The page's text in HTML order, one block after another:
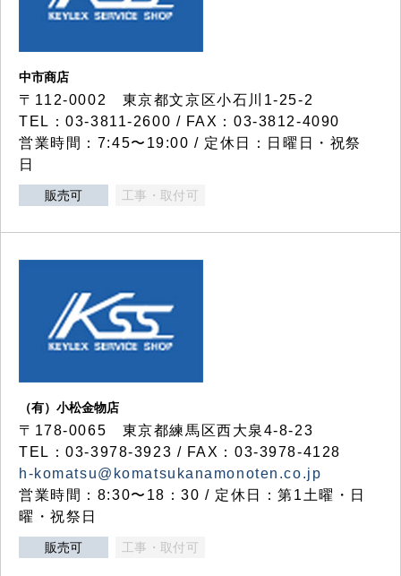
中市商店
〒112-0002 東京都文京区小石川1-25-2
TEL：03-3811-2600 / FAX：03-3812-4090
営業時間：7:45〜19:00 / 定休日：日曜日・祝祭
日
販売可 工事・取付可
（有）小松金物店
〒178-0065 東京都練馬区西大泉4-8-23
TEL：03-3978-3923 / FAX：03-3978-4128
h-komatsu@komatsukanamonoten.co.jp
営業時間：8:30〜18：30 / 定休日：第1土曜・日
曜・祝祭日
販売可 工事・取付可